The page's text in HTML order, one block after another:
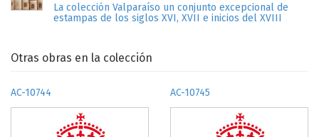
La colección Valparaíso un conjunto excepcional de
estampas de los siglos XVI, XVII e inicios del XVIII
Otras obras en la colección
AC-10744 AC-10745